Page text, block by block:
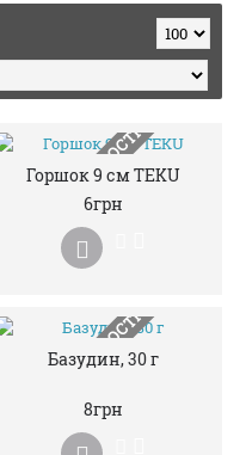
В НАЯВНОСТІ
Горшок 9 см TEKU
6грн
В НАЯВНОСТІ
Базудин, 30 г
8грн